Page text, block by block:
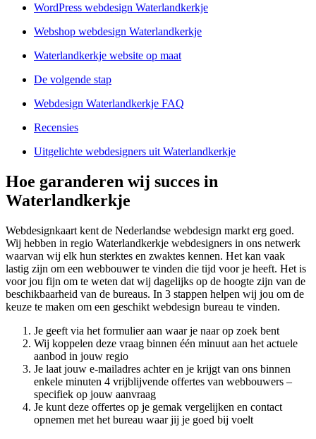
WordPress webdesign Waterlandkerkje
Webshop webdesign Waterlandkerkje
Waterlandkerkje website op maat
De volgende stap
Webdesign Waterlandkerkje FAQ
Recensies
Uitgelichte webdesigners uit Waterlandkerkje
Hoe garanderen wij succes in
Waterlandkerkje
Webdesignkaart kent de Nederlandse webdesign markt erg goed.
Wij hebben in regio Waterlandkerkje webdesigners in ons netwerk
waarvan wij elk hun sterktes en zwaktes kennen. Het kan vaak
lastig zijn om een webbouwer te vinden die tijd voor je heeft. Het is
voor jou fijn om te weten dat wij dagelijks op de hoogte zijn van de
beschikbaarheid van de bureaus. In 3 stappen helpen wij jou om de
keuze te maken om een geschikt webdesign bureau te vinden.
Je geeft via het formulier aan waar je naar op zoek bent
Wij koppelen deze vraag binnen één minuut aan het actuele
aanbod in jouw regio
Je laat jouw e-mailadres achter en je krijgt van ons binnen
enkele minuten 4 vrijblijvende offertes van webbouwers –
specifiek op jouw aanvraag
Je kunt deze offertes op je gemak vergelijken en contact
opnemen met het bureau waar jij je goed bij voelt